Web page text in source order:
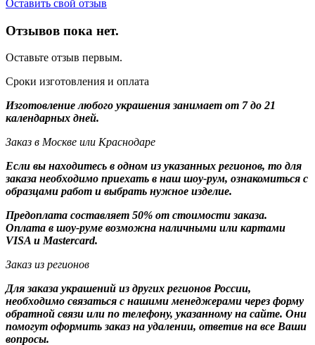
Оставить свой отзыв
Отзывов пока нет.
Оставьте отзыв первым.
Сроки изготовления и оплата
Изготовление любого украшения занимает от 7 до 21
календарных дней.
Заказ в Москве или Краснодаре
Если вы находитесь в одном из указанных регионов, то для
заказа необходимо приехать в наш шоу-рум, ознакомиться с
образцами работ и выбрать нужное изделие.
Предоплата составляет 50% от стоимости заказа.
Оплата в шоу-руме возможна наличными или картами
VISA и Mastercard.
Заказ из регионов
Для заказа украшений из других регионов России,
необходимо связаться с нашими менеджерами через форму
обратной связи или по телефону, указанному на сайте. Они
помогут оформить заказ на удалении, ответив на все Ваши
вопросы.